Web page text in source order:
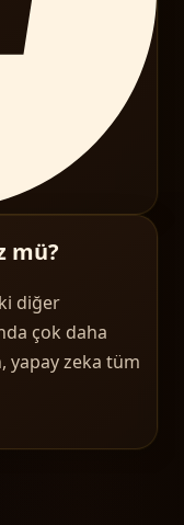
mü?
diğer
çok daha
yapay zeka tüm